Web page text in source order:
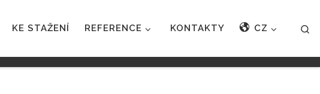
KE STAŽENÍ REFERENCE KONTAKTY CZ